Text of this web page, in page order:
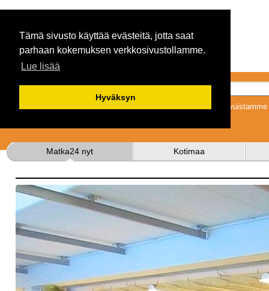
Tämä sivusto käyttää evästeitä, jotta saat
parhaan kokemuksen verkkosivustollamme.
Lue lisää
Hyväksyn
Tykkäämällä
Matka24 nyt Kotimaa